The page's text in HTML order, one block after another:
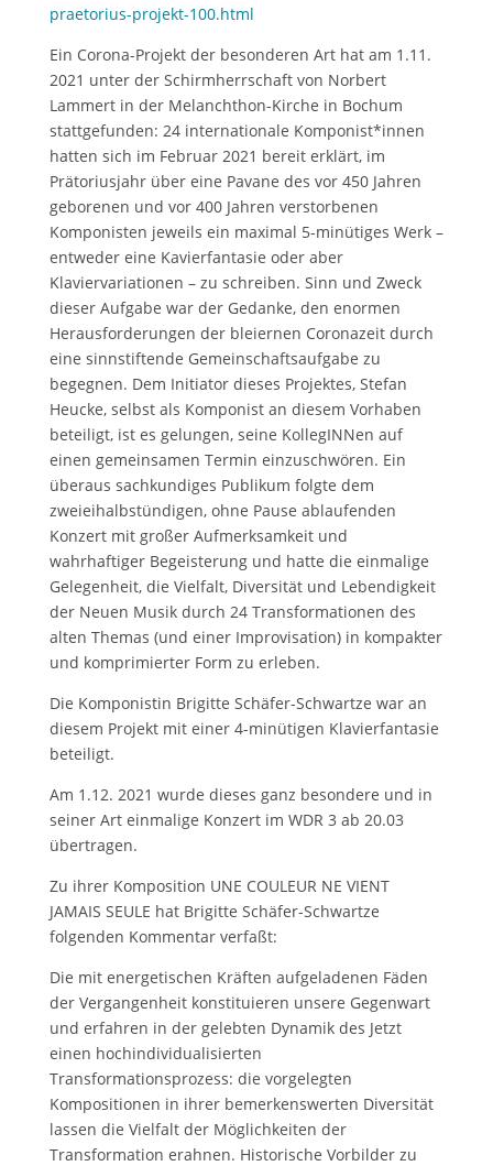
praetorius-projekt-100.html
Ein Corona-Projekt der besonderen Art hat am 1.11.
2021 unter der Schirmherrschaft von Norbert
Lammert in der Melanchthon-Kirche in Bochum
stattgefunden: 24 internationale Komponist*innen
hatten sich im Februar 2021 bereit erklärt, im
Prätoriusjahr über eine Pavane des vor 450 Jahren
geborenen und vor 400 Jahren verstorbenen
Komponisten jeweils ein maximal 5-minütiges Werk –
entweder eine Kavierfantasie oder aber
Klaviervariationen – zu schreiben. Sinn und Zweck
dieser Aufgabe war der Gedanke, den enormen
Herausforderungen der bleiernen Coronazeit durch
eine sinnstiftende Gemeinschaftsaufgabe zu
begegnen. Dem Initiator dieses Projektes, Stefan
Heucke, selbst als Komponist an diesem Vorhaben
beteiligt, ist es gelungen, seine KollegINNen auf
einen gemeinsamen Termin einzuschwören. Ein
überaus sachkundiges Publikum folgte dem
zweieihalbstündigen, ohne Pause ablaufenden
Konzert mit großer Aufmerksamkeit und
wahrhaftiger Begeisterung und hatte die einmalige
Gelegenheit, die Vielfalt, Diversität und Lebendigkeit
der Neuen Musik durch 24 Transformationen des
alten Themas (und einer Improvisation) in kompakter
und komprimierter Form zu erleben.
Die Komponistin Brigitte Schäfer-Schwartze war an
diesem Projekt mit einer 4-minütigen Klavierfantasie
beteiligt.
Am 1.12. 2021 wurde dieses ganz besondere und in
seiner Art einmalige Konzert im WDR 3 ab 20.03
übertragen.
Zu ihrer Komposition UNE COULEUR NE VIENT
JAMAIS SEULE hat Brigitte Schäfer-Schwartze
folgenden Kommentar verfaßt:
Die mit energetischen Kräften aufgeladenen Fäden
der Vergangenheit konstituieren unsere Gegenwart
und erfahren in der gelebten Dynamik des Jetzt
einen hochindividualisierten
Transformationsprozess: die vorgelegten
Kompositionen in ihrer bemerkenswerten Diversität
lassen die Vielfalt der Möglichkeiten der
Transformation erahnen. Historische Vorbilder zu